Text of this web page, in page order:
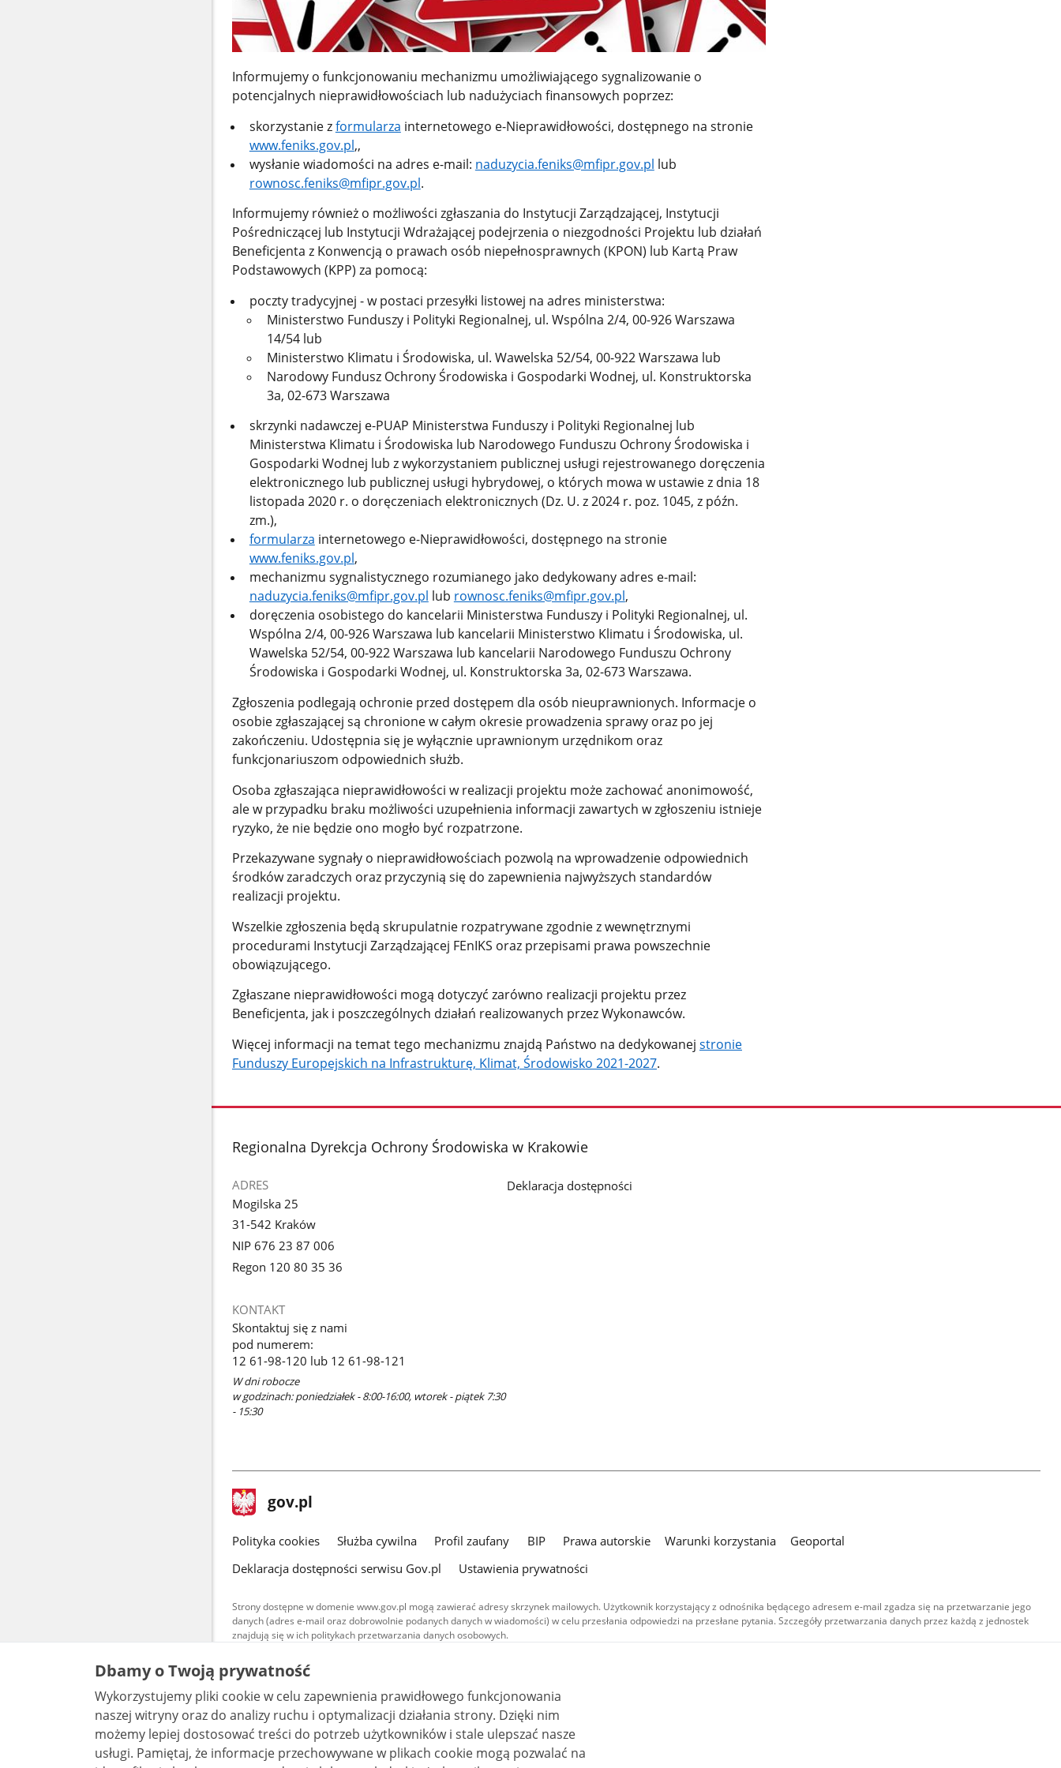
Informujemy o funkcjonowaniu mechanizmu umożliwiającego sygnalizowanie o
potencjalnych nieprawidłowościach lub nadużyciach finansowych poprzez:
skorzystanie zformularza internetowego e-Nieprawidłowości, dostępnego na stronie
www.feniks.gov.pl,,
wysłanie wiadomości na adres e-mail: naduzycia.feniks@mfipr.gov.pl lub
rownosc.feniks@mfipr.gov.pl.
Informujemy również o możliwości zgłaszania do Instytucji Zarządzającej, Instytucji
Pośredniczącej lub Instytucji Wdrażającej podejrzenia o niezgodności Projektu lub działań
Beneficjenta z Konwencją o prawach osób niepełnosprawnych (KPON) lub Kartą Praw
Podstawowych (KPP) za pomocą:
poczty tradycyjnej - w postaci przesyłki listowej na adres ministerstwa:
Ministerstwo Funduszy i Polityki Regionalnej, ul. Wspólna 2/4, 00-926 Warszawa
14/54 lub
Ministerstwo Klimatu i Środowiska, ul. Wawelska 52/54, 00-922 Warszawa lub
Narodowy Fundusz Ochrony Środowiska i Gospodarki Wodnej, ul. Konstruktorska
3a, 02-673 Warszawa
skrzynki nadawczej e-PUAP Ministerstwa Funduszy i Polityki Regionalnej lub
Ministerstwa Klimatu i Środowiska lub Narodowego Funduszu Ochrony Środowiska i
Gospodarki Wodnej lub z wykorzystaniem publicznej usługi rejestrowanego doręczenia
elektronicznego lub publicznej usługi hybrydowej, o których mowa w ustawie z dnia 18
listopada 2020 r. o doręczeniach elektronicznych (Dz. U. z 2024 r. poz. 1045, z późn.
zm.),
formularza internetowego e-Nieprawidłowości, dostępnego na stronie
www.feniks.gov.pl,
mechanizmu sygnalistycznego rozumianego jako dedykowany adres e-mail:
naduzycia.feniks@mfipr.gov.pl lub rownosc.feniks@mfipr.gov.pl,
doręczenia osobistego do kancelarii Ministerstwa Funduszy i Polityki Regionalnej, ul.
Wspólna 2/4, 00-926 Warszawa lub kancelarii Ministerstwo Klimatu i Środowiska, ul.
Wawelska 52/54, 00-922 Warszawa lub kancelarii Narodowego Funduszu Ochrony
Środowiska i Gospodarki Wodnej, ul. Konstruktorska 3a, 02-673 Warszawa.
Zgłoszenia podlegają ochronie przed dostępem dla osób nieuprawnionych. Informacje o
osobie zgłaszającej są chronione w całym okresie prowadzenia sprawy oraz po jej
zakończeniu. Udostępnia się je wyłącznie uprawnionym urzędnikom oraz
funkcjonariuszom odpowiednich służb.
Osoba zgłaszająca nieprawidłowości w realizacji projektu może zachować anonimowość,
ale w przypadku braku możliwości uzupełnienia informacji zawartych w zgłoszeniu istnieje
ryzyko, że nie będzie ono mogło być rozpatrzone.
Przekazywane sygnały o nieprawidłowościach pozwolą na wprowadzenie odpowiednich
środków zaradczych oraz przyczynią się do zapewnienia najwyższych standardów
realizacji projektu.
Wszelkie zgłoszenia będą skrupulatnie rozpatrywane zgodnie z wewnętrznymi
procedurami Instytucji Zarządzającej FEnIKS oraz przepisami prawa powszechnie
obowiązującego.
Zgłaszane nieprawidłowości mogą dotyczyć zarówno realizacji projektu przez
Beneficjenta, jak i poszczególnych działań realizowanych przez Wykonawców.
Więcej informacji na temat tego mechanizmu znajdą Państwo na dedykowanej stronie
Funduszy Europejskich na Infrastrukturę, Klimat, Środowisko 2021-2027.
stopka
Regionalna Dyrekcja Ochrony Środowiska w Krakowie
ADRES
Mogilska 25
31-542 Kraków
NIP 676 23 87 006
Regon 120 80 35 36
KONTAKT
Skontaktuj się z nami
pod numerem:
12 61-98-120 lub 12 61-98-121
W dni robocze
w godzinach: poniedziałek - 8:00-16:00, wtorek - piątek 7:30
- 15:30
Deklaracja dostępności
stopka
gov.pl Strona
gov.pl
gov.pl
Polityka cookies Służba cywilna Profil zaufany BIP Prawa autorskie Warunki korzystania
Geoportal
Deklaracja dostępności serwisu Gov.pl
Ustawienia prywatności
Strony dostępne w domenie www.gov.pl mogą zawierać adresy skrzynek mailowych. Użytkownik korzystający z odnośnika będącego adresem e-mail zgadza się na przetwarzanie jego
danych (adres e-mail oraz dobrowolnie podanych danych w wiadomości) w celu przesłania odpowiedzi na przesłane pytania. Szczegóły przetwarzania danych przez każdą z jednostek
znajdują się w ich politykach przetwarzania danych osobowych.
Treści tekstowe publikowane w serwisie (z wyłączeniem treści audiowizualnych), są
udostępniane na licencji typu Creative Commons: uznanie autorstwa - na tych samych
warunkach 4.0 (CC BY-SA 4.0). Materiały audiowizualne, w tym zdjęcia, materiały audio i wideo,
są udostępniane na licencji typu Creative Commons: uznanie autorstwa użycie niekomercyjne -
bez utworów zależnych 4.0 (CC BY-NC-ND 4.0), o ile nie jest to stwierdzone inaczej.
Dbamy o Twoją prywatność
Wykorzystujemy pliki cookie w celu zapewnienia prawidłowego funkcjonowania
naszej witryny oraz do analizy ruchu i optymalizacji działania strony. Dzięki nim
możemy lepiej dostosować treści do potrzeb użytkowników i stale ulepszać nasze
usługi. Pamiętaj, że informacje przechowywane w plikach cookie mogą pozwalać na